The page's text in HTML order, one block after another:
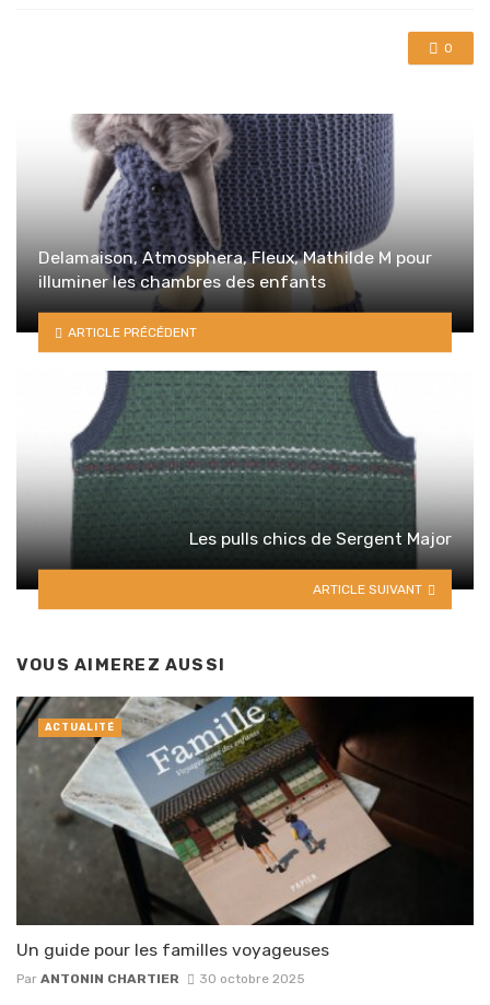
0
Delamaison, Atmosphera, Fleux, Mathilde M pour
illuminer les chambres des enfants
ARTICLE PRÉCÉDENT
Les pulls chics de Sergent Major
ARTICLE SUIVANT
VOUS AIMEREZ AUSSI
Un guide pour les familles voyageuses
Par ANTONIN CHARTIER 30 octobre 2025
ACTUALITÉ